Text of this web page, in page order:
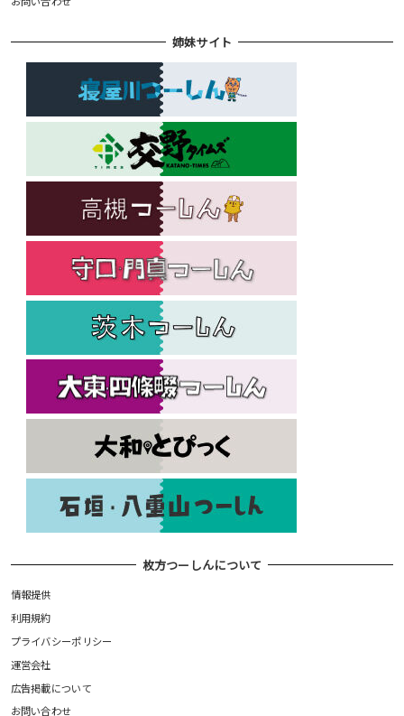
姉妹サイト
枚方つーしんについて
情報提供
利用規約
プライバシーポリシー
運営会社
広告掲載について
お問い合わせ